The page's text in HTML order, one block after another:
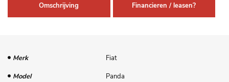
Omschrijving Financieren / leasen?
Merk
Fiat
Model
Panda